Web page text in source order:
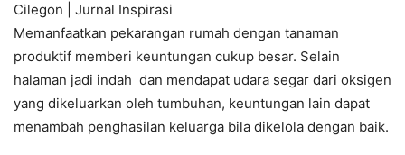
Cilegon | Jurnal Inspirasi
Memanfaatkan pekarangan rumah dengan tanaman
produktif memberi keuntungan cukup besar. Selain
halaman jadi indah dan mendapat udara segar dari oksigen
yang dikeluarkan oleh tumbuhan, keuntungan lain dapat
menambah penghasilan keluarga bila dikelola dengan baik.